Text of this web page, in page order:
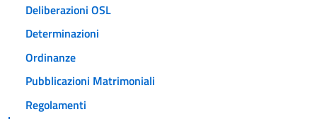
Deliberazioni OSL
Determinazioni
Ordinanze
Pubblicazioni Matrimoniali
Regolamenti